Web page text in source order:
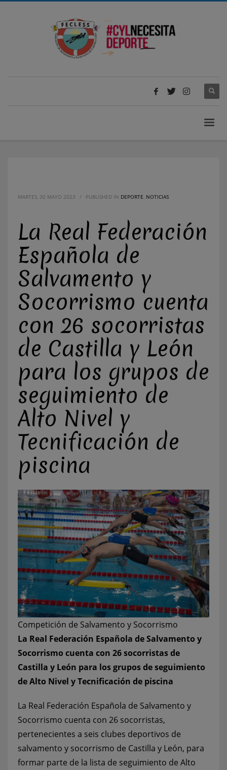
MARTES, 30 MAYO 2023 / PUBLISHED IN DEPORTE NOTICIAS
La Real Federación
Española de
Salvamento y
Socorrismo cuenta
con 26 socorristas
de Castilla y León
para los grupos de
seguimiento de
Alto Nivel y
Tecnificación de
piscina
Competición de Salvamento y Socorrismo
La Real Federación Española de Salvamento y
Socorrismo cuenta con 26 socorristas de
Castilla y León para los grupos de seguimiento
de Alto Nivel y Tecnificación de piscina
La Real Federación Española de Salvamento y
Socorrismo cuenta con 26 socorristas,
pertenecientes a seis clubes deportivos de
salvamento y socorrismo de Castilla y León, para
formar parte de la lista de seguimiento de Alto